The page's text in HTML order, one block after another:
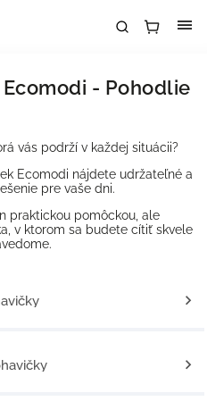
- Pohodlie
vás podrží v každej situácii?
Ecomodi nájdete udržateľné a
pre vaše dni.
praktickou pomôckou, ale
v ktorom sa budete cítiť skvele